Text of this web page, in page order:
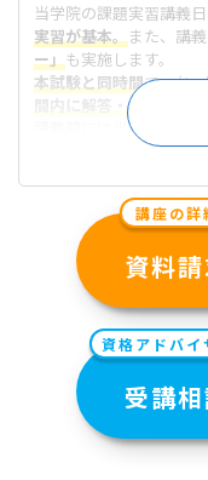
当学院の課題実習講義
実習が基本。また、講
ー」も実施します。
本試験と同時間で、かつ
間内に解答・セルフチ
には当日の学習
教室全体で当日
さらに詳しく＞＞講座の詳
資料
資格アドバイ
受講相